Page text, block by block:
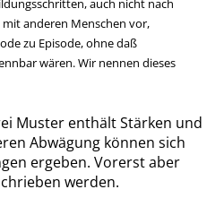
auch nicht nach
anderen Menschen vor,
zu Episode, ohne daß
wären. Wir nennen dieses
Muster enthält Stärken und
Abwägung können sich
ergeben. Vorerst aber
werden.